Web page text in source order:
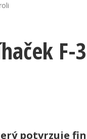
F-
potvrzuje